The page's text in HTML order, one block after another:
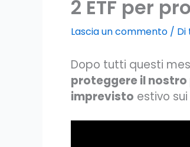
2 ETF per
Lascia un commento / Di
Dopo tutti questi
proteggere il
imprevisto estivo